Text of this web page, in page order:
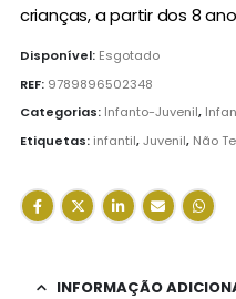
crianças, a partir dos 8
Disponível: Esgotado
REF: 9789896502348
Categorias: Infanto-Juvenil,
Etiquetas: infantil,Juvenil, Não
INFORMAÇÃO